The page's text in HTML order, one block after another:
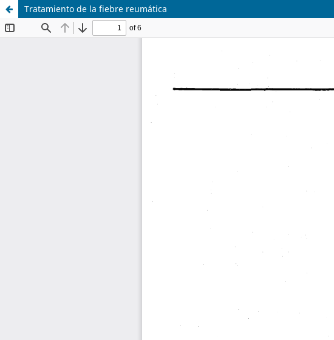
Tratamiento de la fiebre reumática